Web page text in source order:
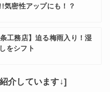
気密性アップにも！？
条工務店】迫る梅雨入り！湿
をシフト
介しています↓]